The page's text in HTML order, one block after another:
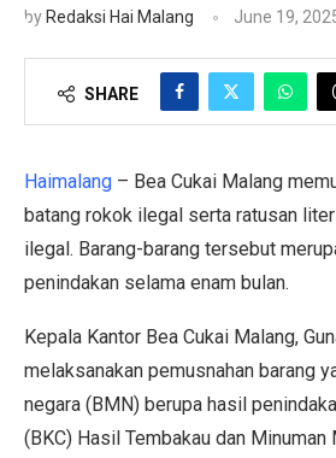
by Redaksi Hai Malang June 19,
SHARE
Haimalang – Bea Cukai Malang
batang rokok ilegal serta ratusan
ilegal. Barang-barang tersebut
penindakan selama enam bulan.
Kepala Kantor Bea Cukai Malang,
melaksanakan pemusnahan barang
negara (BMN) berupa hasil
(BKC) Hasil Tembakau dan Minuman